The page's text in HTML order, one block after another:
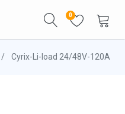
0
Cyrix-Li-load 24/48V-120A